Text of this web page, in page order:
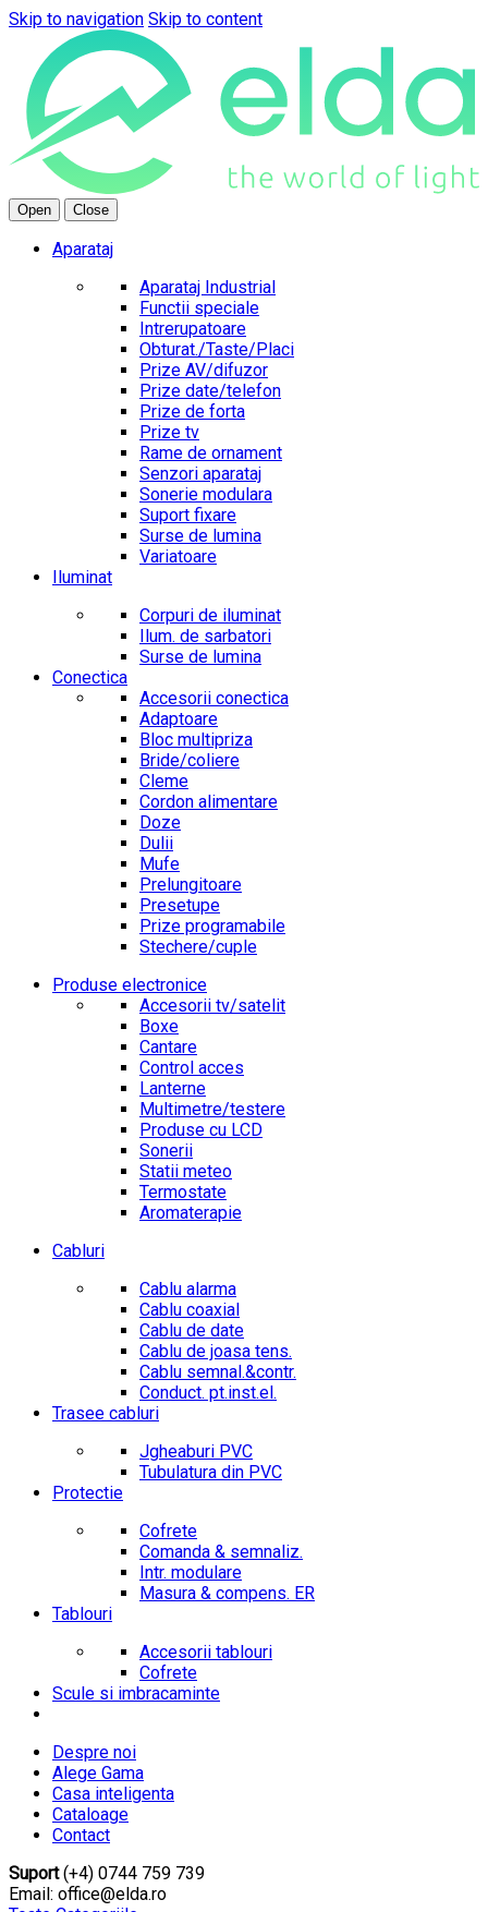
Skip to navigation Skip to content
Open Close
Aparataj
Aparataj Industrial
Functii speciale
Intrerupatoare
Obturat./Taste/Placi
Prize AV/difuzor
Prize date/telefon
Prize de forta
Prize tv
Rame de ornament
Senzori aparataj
Sonerie modulara
Suport fixare
Surse de lumina
Variatoare
Iluminat
Corpuri de iluminat
Ilum. de sarbatori
Surse de lumina
Conectica
Accesorii conectica
Adaptoare
Bloc multipriza
Bride/coliere
Cleme
Cordon alimentare
Doze
Dulii
Mufe
Prelungitoare
Presetupe
Prize programabile
Stechere/cuple
Produse electronice
Accesorii tv/satelit
Boxe
Cantare
Control acces
Lanterne
Multimetre/testere
Produse cu LCD
Sonerii
Statii meteo
Termostate
Aromaterapie
Cabluri
Cablu alarma
Cablu coaxial
Cablu de date
Cablu de joasa tens.
Cablu semnal.&contr.
Conduct. pt.inst.el.
Trasee cabluri
Jgheaburi PVC
Tubulatura din PVC
Protectie
Cofrete
Comanda & semnaliz.
Intr. modulare
Masura & compens. ER
Tablouri
Accesorii tablouri
Cofrete
Scule si imbracaminte
Despre noi
Alege Gama
Casa inteligenta
Cataloage
Contact
Suport(+4) 0744 759 739
Email: office@elda.ro